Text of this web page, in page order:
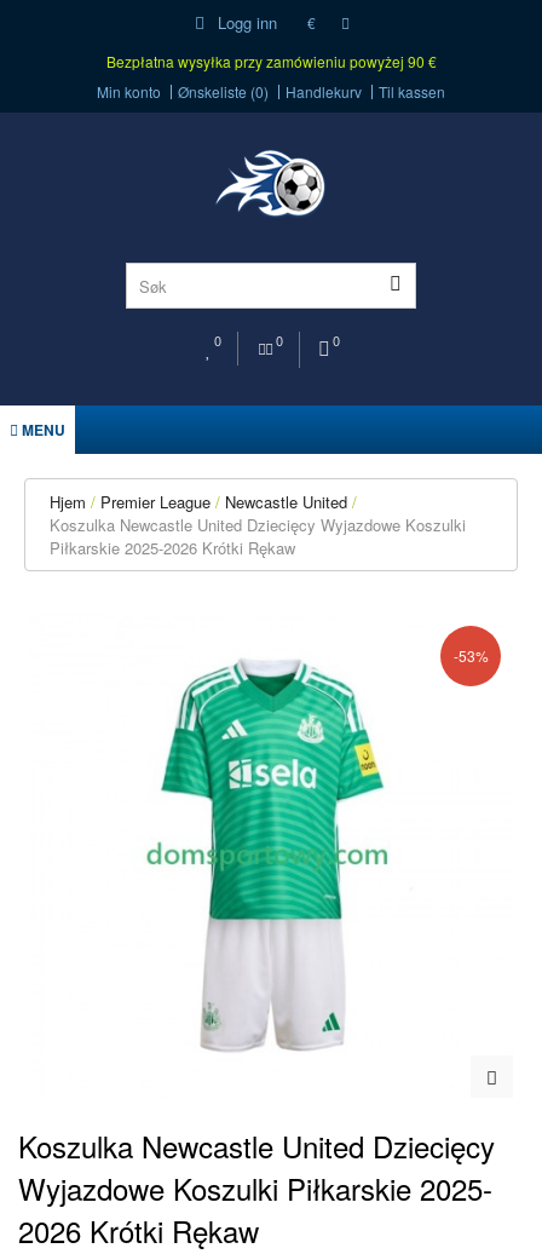
Logg inn
€
Bezpłatna wysyłka przy zamówieniu powyżej 90 €
Min konto
Ønskeliste (0) Handlekurv Til kassen
0 0 0
MENU
Hjem Premier League
Newcastle United
Koszulka Newcastle United Dziecięcy Wyjazdowe Koszulki
Piłkarskie 2025-2026 Krótki Rękaw
-53%
Koszulka Newcastle United Dziecięcy
Wyjazdowe Koszulki Piłkarskie 2025-
2026 Krótki Rękaw